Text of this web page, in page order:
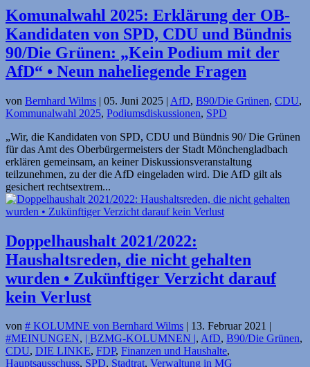
Komunalwahl 2025: Erklärung der OB-
Kandidaten von SPD, CDU und Bündnis
90/Die Grünen: „Kein Podium mit der
AfD“ • Neun naheliegende Fragen
von Bernhard Wilms | 05. Juni 2025 | AfD, B90/Die Grünen, CDU,
Kommunalwahl 2025, Podiumsdiskussionen, SPD
„Wir, die Kandidaten von SPD, CDU und Bündnis 90/ Die Grünen
für das Amt des Oberbürgermeisters der Stadt Mönchengladbach
erklären gemeinsam, an keiner Diskussionsveranstaltung
teilzunehmen, zu der die AfD eingeladen wird. Die AfD gilt als
gesichert rechtsextrem...
Doppelhaushalt 2021/2022:
Haushaltsreden, die nicht gehalten
wurden • Zukünftiger Verzicht darauf
kein Verlust
von # KOLUMNE von Bernhard Wilms | 13. Februar 2021 |
#MEINUNGEN, | BZMG-KOLUMNEN |, AfD, B90/Die Grünen,
CDU, DIE LINKE, FDP, Finanzen und Haushalte,
Hauptsausschuss, SPD, Stadtrat, Verwaltung in MG